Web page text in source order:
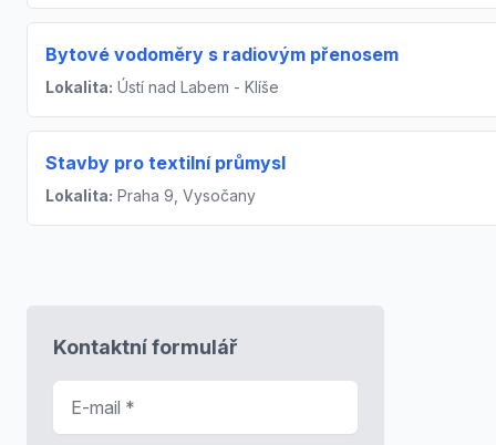
Bytové vodoměry s radiovým přenosem
Lokalita: Ústí nad Labem - Klíše
Stavby pro textilní průmysl
Lokalita: Praha 9, Vysočany
Kontaktní formulář